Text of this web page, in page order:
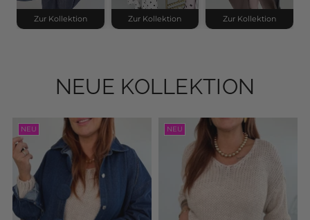
Zur Kollektion Zur Kollektion Zur Kollektion
NEUE KOLLEKTION
NEU NEU